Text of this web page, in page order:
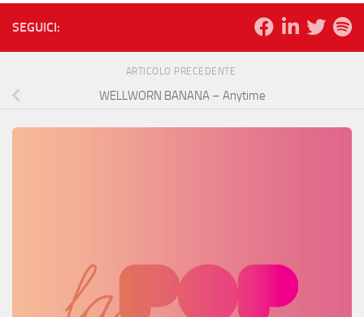
SEGUICI:
ARTICOLO PRECEDENTE
WELLWORN BANANA – Anytime